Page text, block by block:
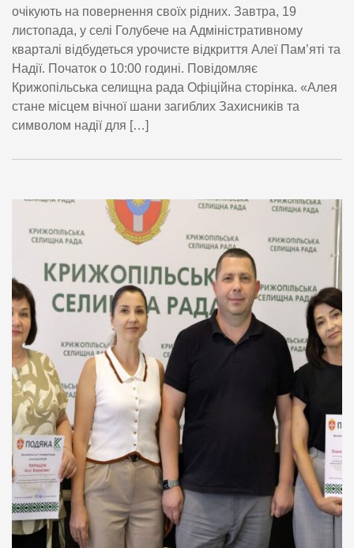
очікують на повернення своїх рідних. Завтра, 19
листопада, у селі Голубече на Адміністративному
кварталі відбудеться урочисте відкриття Алеї Пам’яті та
Надії. Початок о 10:00 годині. Повідомляє
Крижопільська селищна рада Офіційна сторінка. «Алея
стане місцем вічної шани загиблих Захисників та
символом надії для […]